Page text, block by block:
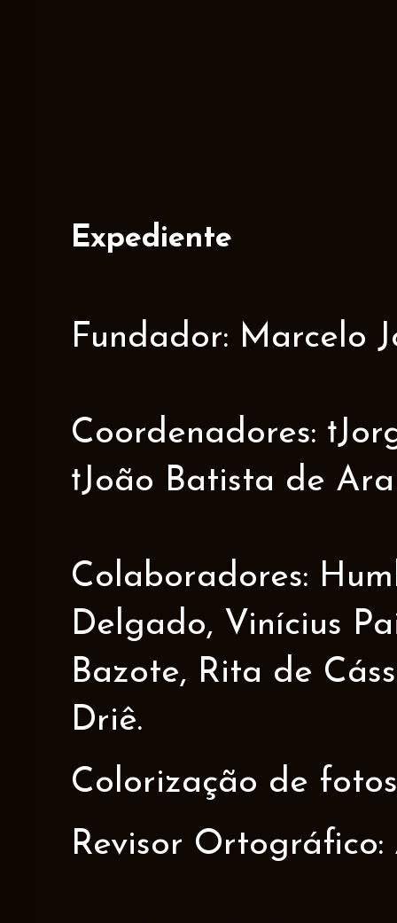
Expediente
Fundador: Marcelo
Coordenadores:
†João Batista de
Colaboradores:
Delgado, Vinícius
Bazote, Rita de
Driê.
Colorização de
Revisor Ortográfico: